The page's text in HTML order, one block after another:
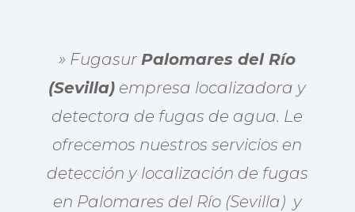
» FugasurPalomares del Río
(Sevilla) empresa localizadora y
detectora de fugas de agua. Le
ofrecemos nuestros servicios en
detección y localización de fugas
en Palomares del Río (Sevilla) y